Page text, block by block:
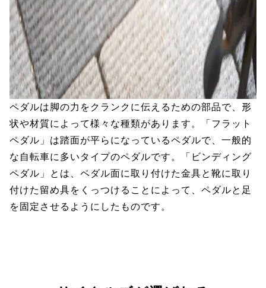
ペダルは脚の力をクランクに伝えるための部品で、形
状や材質によって様々な種類があります。「フラット
ペダル」は踏面が平らになっているペダルで、一般的
な自転車に多いタイプのペダルです。「ビンディング
ペダル」とは、ペダル面に取り付けた金具と靴に取り
付けた留め具をくっつけることによって、ペダルと足
を固定させるようにしたものです。